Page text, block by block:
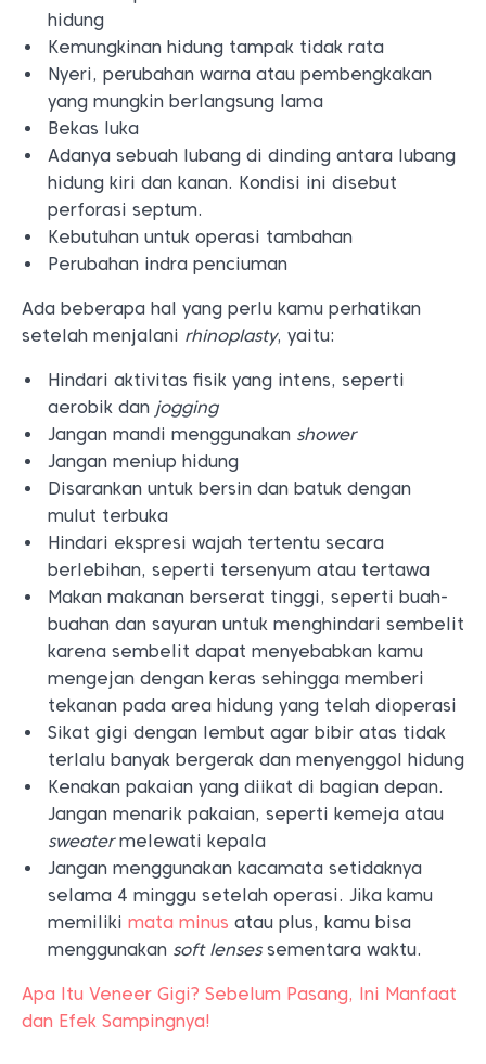
hidung
Kemungkinan hidung tampak tidak rata
Nyeri, perubahan warna atau pembengkakan
yang mungkin berlangsung lama
Bekas luka
Adanya sebuah lubang di dinding antara lubang
hidung kiri dan kanan. Kondisi ini disebut
perforasi septum.
Kebutuhan untuk operasi tambahan
Perubahan indra penciuman
Ada beberapa hal yang perlu kamu perhatikan
setelah menjalani rhinoplasty, yaitu:
Hindari aktivitas fisik yang intens, seperti
aerobik dan jogging
Jangan mandi menggunakan shower
Jangan meniup hidung
Disarankan untuk bersin dan batuk dengan
mulut terbuka
Hindari ekspresi wajah tertentu secara
berlebihan, seperti tersenyum atau tertawa
Makan makanan berserat tinggi, seperti buah-
buahan dan sayuran untuk menghindari sembelit
karena sembelit dapat menyebabkan kamu
mengejan dengan keras sehingga memberi
tekanan pada area hidung yang telah dioperasi
Sikat gigi dengan lembut agar bibir atas tidak
terlalu banyak bergerak dan menyenggol hidung
Kenakan pakaian yang diikat di bagian depan.
Jangan menarik pakaian, seperti kemeja atau
sweatermelewati kepala
Jangan menggunakan kacamata setidaknya
selama 4 minggu setelah operasi. Jika kamu
memiliki mata minus atau plus, kamu bisa
menggunakan soft lensessementara waktu.
Apa Itu Veneer Gigi? Sebelum Pasang, Ini Manfaat
dan Efek Sampingnya!